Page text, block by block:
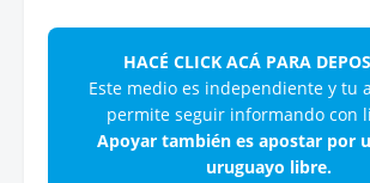
HACÉ CLICK ACÁ PARA
Este medio es independiente y tu
permite seguir informando con
Apoyar también es apostar por
uruguayo libre.